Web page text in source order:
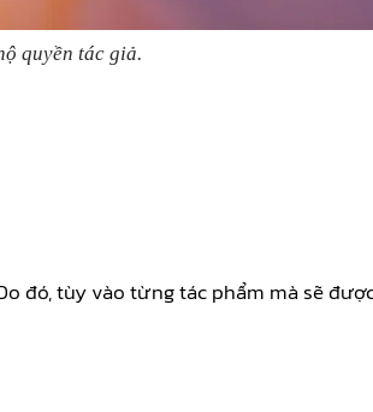
quyền tác giả.
đó, tùy vào từng tác phẩm mà sẽ